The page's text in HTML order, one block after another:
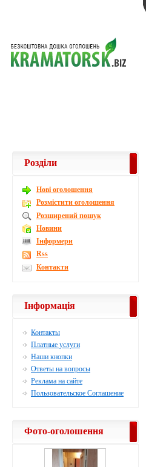
Розділи
Новi оголошення
Розмістити оголошення
Розширений пошук
Новини
Інформери
Rss
Контакти
Інформація
Контакты
Платные услуги
Наши кнопки
Ответы на вопросы
Реклама на сайте
Пользовательское Соглашение
Фото-оголошення